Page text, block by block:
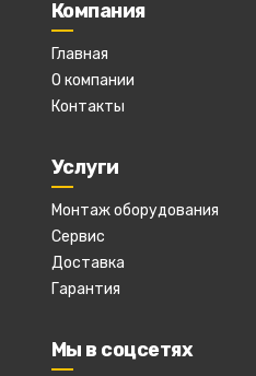
Компания
Главная
О компании
Контакты
Услуги
Монтаж оборудования
Сервис
Доставка
Гарантия
Мы в соцсетях